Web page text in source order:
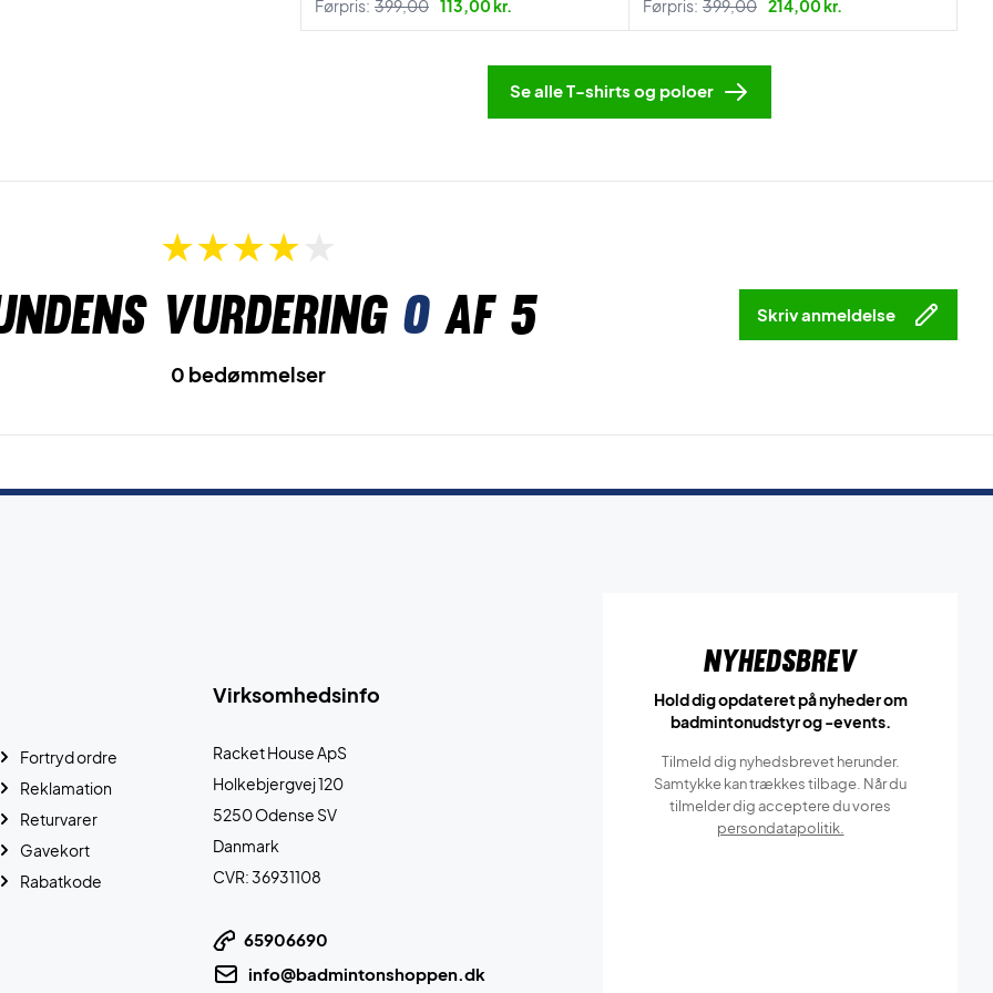
Førpris: 399,00 113,00 kr. Førpris: 399,00 214,00 kr.
Se alle T-shirts og poloer
vurdering 0af 5 Skriv anmeldelse
0 bedømmelser
Virksomhedsinfo
Racket House ApS
Holkebjergvej 120
5250 Odense SV
Danmark
CVR: 36931108
65906690
info@badmintonshoppen.dk
Fortryd ordre
Reklamation
Returvarer
Gavekort
Rabatkode
Nyhedsbrev
Hold dig opdateret på nyheder om
badmintonudstyr og -events.
Tilmeld dig nyhedsbrevet herunder.
Samtykke kan trækkes tilbage. Når du
tilmelder dig acceptere du vores
persondatapolitik.